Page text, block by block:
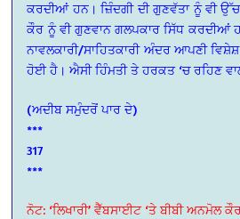
ਕਰਦੀਆਂ ਹਨ। ਜ਼ਿੰਦਗੀ ਦੀ ਗੁਣਵੱਤਾ ਨੂੰ ਵੀ
ਕੌਰ ਨੂੰ ਵੀ ਗੁਣਵਾਨ ਗਲਪਕਾਰ ਸਿੱਧ ਕਰਦੀਆਂ
ਨਾਵਲਕਾਰੀ/ਸਾਹਿਤਕਾਰੀ ਅੰਦਰ ਆਪਣੀ
ਹੋਈ ਹੈ। ਐਸੀ ਹਿੰਮਤੀ ਤੇ ਹਰਕਤ ‘ਚ ਰਹਿਣ
(ਅਦੀਬ ਸਮੁੰਦਰੋਂ ਪਾਰ ਦੇ)
***
317
***
ਨੋਟ: ‘ਲਿਖਾਰੀ’ ਵੈੱਬਸਾਈਟ ‘ਤੇ ਬੀਬੀ ਅਨਮੋਲ